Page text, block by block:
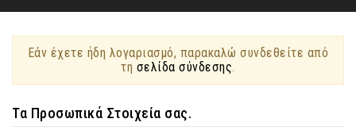
Εάν έχετε ήδη λογαριασμό, παρακαλώ συνδεθείτε από
τη σελίδα σύνδεσης.
Τα Προσωπικά Στοιχεία σας.